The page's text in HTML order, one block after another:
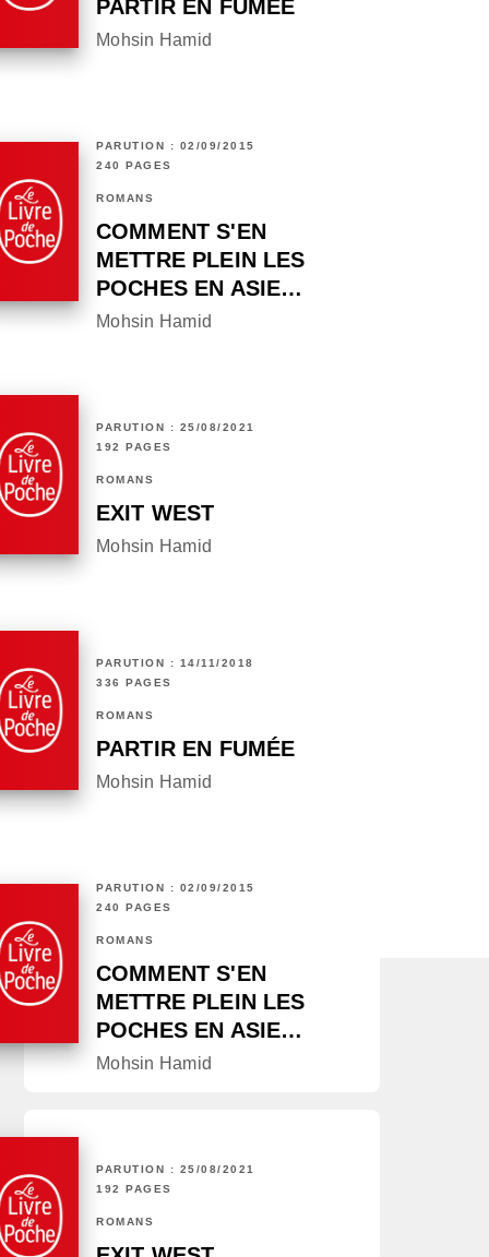
PARTIR EN FUMÉE
Mohsin Hamid
PARUTION : 02/09/2015
240 PAGES
ROMANS
COMMENT S'EN
METTRE PLEIN LES
POCHES EN ASIE…
Mohsin Hamid
PARUTION : 25/08/2021
192 PAGES
ROMANS
EXIT WEST
Mohsin Hamid
PARUTION : 14/11/2018
336 PAGES
ROMANS
PARTIR EN FUMÉE
Mohsin Hamid
PARUTION : 02/09/2015
240 PAGES
ROMANS
COMMENT S'EN
METTRE PLEIN LES
POCHES EN ASIE…
Mohsin Hamid
PARUTION : 25/08/2021
192 PAGES
ROMANS